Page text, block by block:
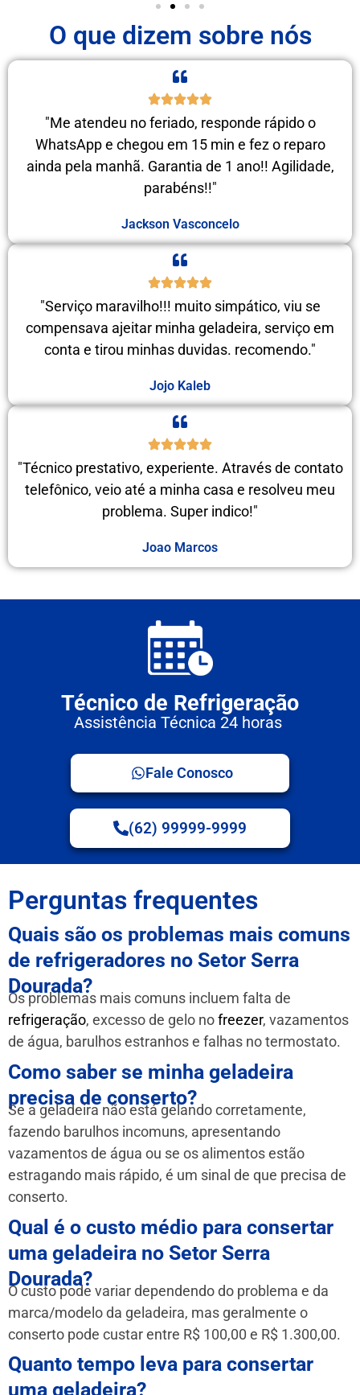
O que dizem sobre nós
"Me atendeu no feriado, responde rápido o
WhatsApp e chegou em 15 min e fez o reparo
ainda pela manhã. Garantia de 1 ano!! Agilidade,
parabéns!!"
Jackson Vasconcelo
"Serviço maravilho!!! muito simpático, viu se
compensava ajeitar minha geladeira, serviço em
conta e tirou minhas duvidas. recomendo."
Jojo Kaleb
"Técnico prestativo, experiente. Através de contato
telefônico, veio até a minha casa e resolveu meu
problema. Super indico!"
Joao Marcos
Técnico de Refrigeração
Assistência Técnica 24 horas
Fale Conosco
(62) 99999-9999
Perguntas frequentes
Quais são os problemas mais comuns
de refrigeradores no Setor Serra
Dourada?
Os problemas mais comuns incluem falta de
refrigeração, excesso de gelo nofreezer, vazamentos
de água, barulhos estranhos e falhas no termostato.
Como saber se minha geladeira
precisa de conserto?
Se a geladeira não está gelando corretamente,
fazendo barulhos incomuns, apresentando
vazamentos de água ou se os alimentos estão
estragando mais rápido, é um sinal de que precisa de
conserto.
Qual é o custo médio para consertar
uma geladeira no Setor Serra
Dourada?
O custo pode variar dependendo do problema e da
marca/modelo da geladeira, mas geralmente o
conserto pode custar entre R$ 100,00 e R$ 1.300,00.
Quanto tempo leva para consertar
uma geladeira?